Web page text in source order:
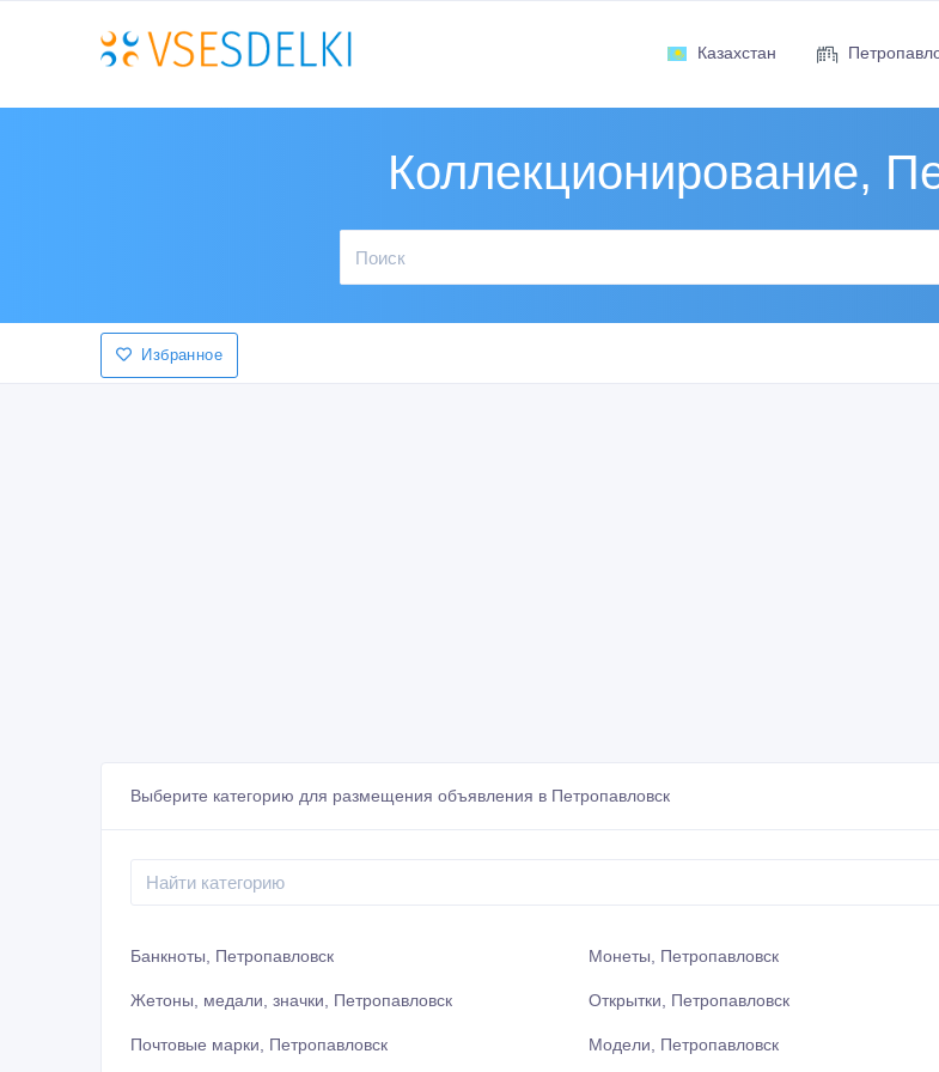
Казахстан
Коллекционирование,
Избранное
Выберите категорию для размещения объявления в Петропавловск
Банкноты, Петропавловск
Жетоны, медали, значки, Петропавловск
Почтовые марки, Петропавловск
Монеты, Петропавловск
Открытки, Петропавловск
Модели, Петропавловск